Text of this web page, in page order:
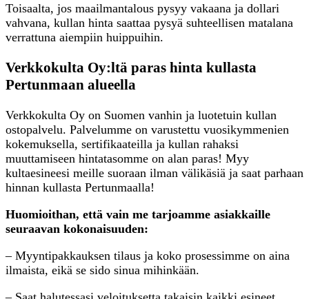
Toisaalta, jos maailmantalous pysyy vakaana ja dollari
vahvana, kullan hinta saattaa pysyä suhteellisen matalana
verrattuna aiempiin huippuihin.
Verkkokulta Oy:ltä paras hinta kullasta
Pertunmaan alueella
Verkkokulta Oy on Suomen vanhin ja luotetuin kullan
ostopalvelu. Palvelumme on varustettu vuosikymmenien
kokemuksella, sertifikaateilla ja kullan rahaksi
muuttamiseen hintatasomme on alan paras! Myy
kultaesineesi meille suoraan ilman välikäsiä ja saat parhaan
hinnan kullasta Pertunmaalla!
Huomioithan, että vain me tarjoamme asiakkaille
seuraavan kokonaisuuden:
– Myyntipakkauksen tilaus ja koko prosessimme on aina
ilmaista, eikä se sido sinua mihinkään.